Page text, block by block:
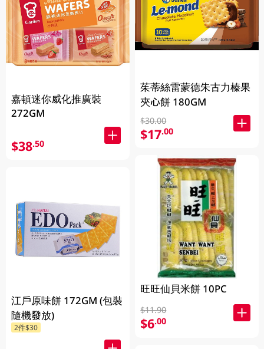
嘉頓迷你威化推廣裝
272GM
$38.50
江戶原味餅 172GM (包裝
隨機發放)
2件$30
茱蒂絲雷蒙德朱古力榛果
夾心餅 180GM
$30.00
$17.00
旺旺仙貝米餅 10PC
$11.90
$6.00